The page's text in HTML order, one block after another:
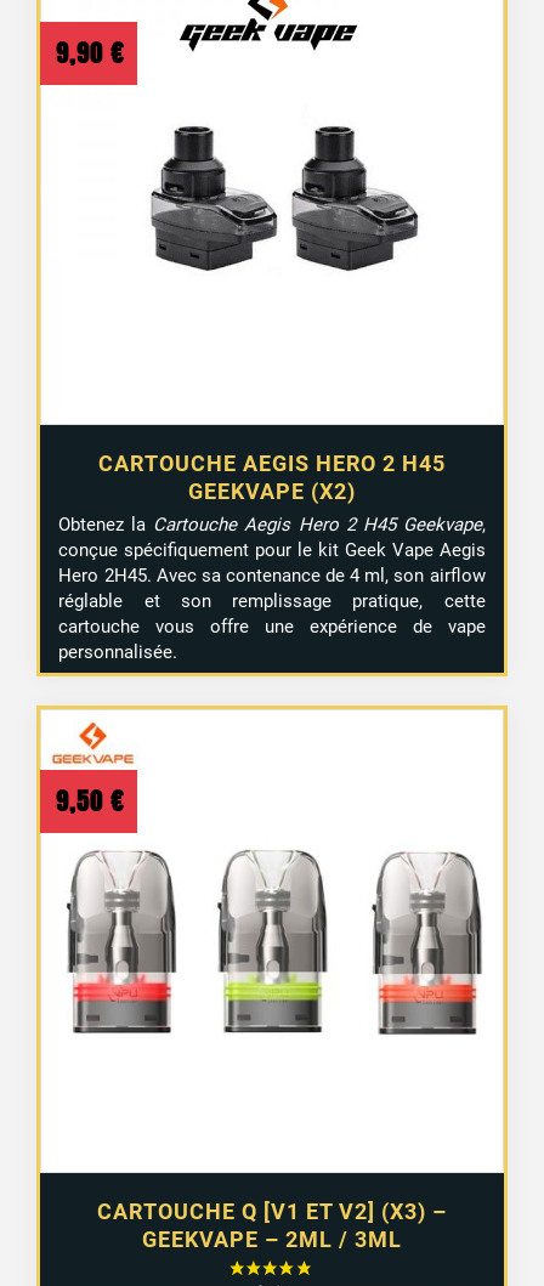
CARTOUCHE AEGIS HERO 2 H45
GEEKVAPE (X2)
9,90 €
Obtenez la Cartouche Aegis Hero 2 H45 Geekvape,
conçue spécifiquement pour le kit Geek Vape Aegis
Hero 2H45. Avec sa contenance de 4 ml, son airflow
réglable et son remplissage pratique, cette
cartouche vous offre une expérience de vape
personnalisée.
CARTOUCHE Q [V1 ET V2] (X3) –
GEEKVAPE – 2ML / 3ML
9,50 €